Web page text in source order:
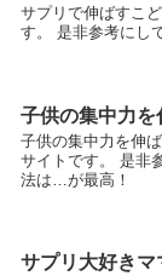
サプリで伸ばすこ
す。 是非参考にし
子供の集中力
子供の集中力を伸
サイトです。 是非
法は…が最高！
サプリ大好き